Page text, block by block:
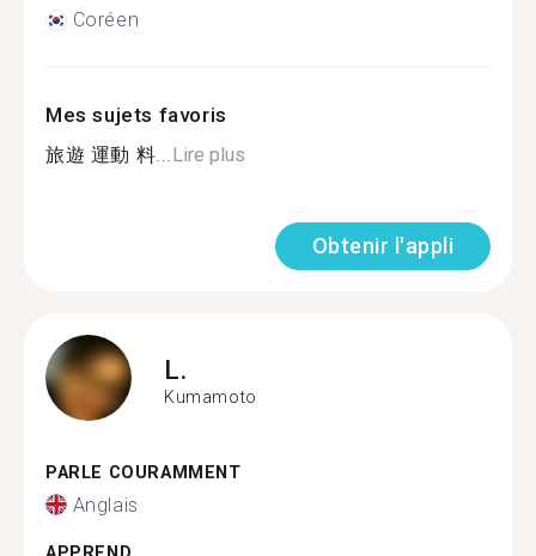
Coréen
Mes sujets favoris
旅遊 運動 料...Lire plus
Obtenir l'appli
L.
Kumamoto
PARLE COURAMMENT
Anglais